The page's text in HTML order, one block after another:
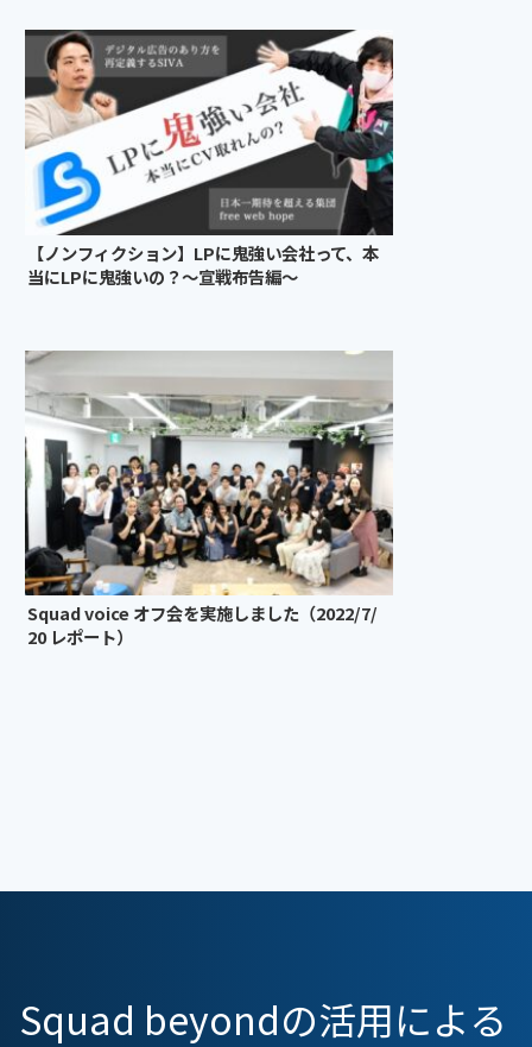
【ノンフィクション】LPに鬼強い会社って、本
当にLPに鬼強いの？〜宣戦布告編〜
Squad voice オフ会を実施しました（2022/7/
20 レポート）
Squad beyondの活用による